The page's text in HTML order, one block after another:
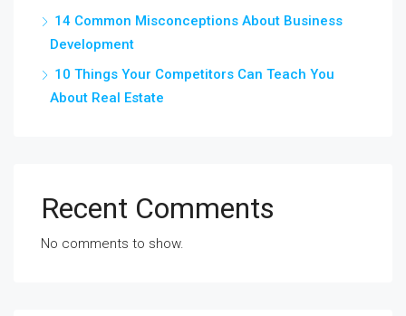
14 Common Misconceptions About Business
Development
10 Things Your Competitors Can Teach You
About Real Estate
Recent Comments
No comments to show.